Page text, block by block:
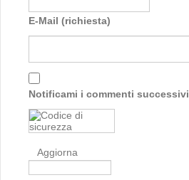
E-Mail (richiesta)
Notificami i commenti successivi
Aggiorna